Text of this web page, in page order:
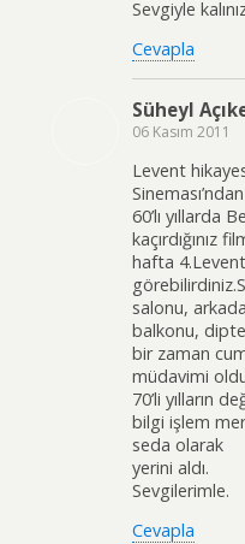
Sevgiyle
Cevapla
Süheyl
06 Kasım 2011
Levent
60’lı yıllarda
kaçırdığınız
hafta 4.Levent
salonu,
balkonu,
bir zaman
müdavimi
70’li yılların
bilgi işlem
seda olarak
yerini aldı.
Sevgilerimle.
Cevapla